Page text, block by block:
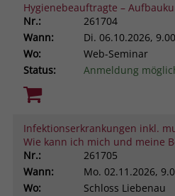
Hygienebeauftragte –
Nr.:
261704
Wann:
Di. 06.10.2026,
Wo:
Web-Seminar
Status:
Anmeldung
Infektionserkrankungen inkl.
Wie kann ich mich und meine
Nr.:
261705
Wann:
Mo. 02.11.2026,
Wo:
Schloss Liebenau